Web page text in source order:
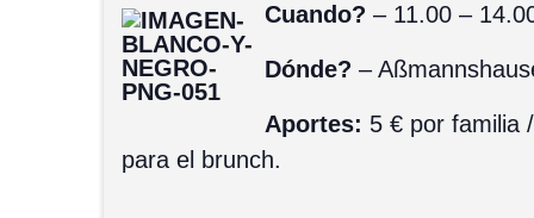
Cuando? – 11.00 –
Dónde? –
Aportes: 5 € por familia
para el brunch.